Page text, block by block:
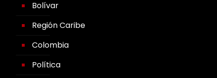
Bolívar
Región Caribe
Colombia
Política